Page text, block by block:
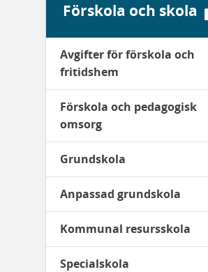
Förskola och skola
Avgifter för förskola och
fritidshem
Förskola och pedagogisk
omsorg
Grundskola
Anpassad grundskola
Kommunal resursskola
Specialskola